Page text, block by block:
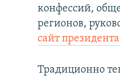
конфессий,
регионов,
сайт
Традиционно